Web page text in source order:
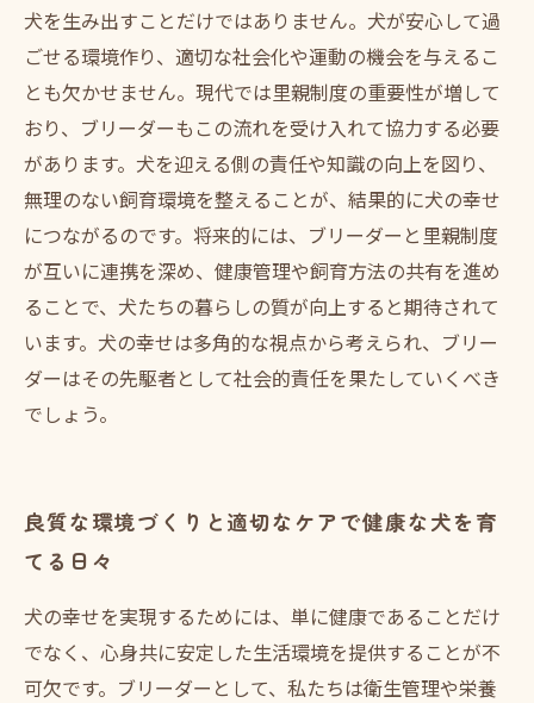
犬と人が共に歩む幸せな未来を考える
ブリーダーが語る、犬の幸せと里親制度の新た
な可能性
犬を生み出すことだけではありません。犬が安心して過
ごせる環境作り、適切な社会化や運動の機会を与えるこ
とも欠かせません。現代では里親制度の重要性が増して
おり、ブリーダーもこの流れを受け入れて協力する必要
があります。犬を迎える側の責任や知識の向上を図り、
無理のない飼育環境を整えることが、結果的に犬の幸せ
につながるのです。将来的には、ブリーダーと里親制度
が互いに連携を深め、健康管理や飼育方法の共有を進め
ることで、犬たちの暮らしの質が向上すると期待されて
います。犬の幸せは多角的な視点から考えられ、ブリー
ダーはその先駆者として社会的責任を果たしていくべき
でしょう。
良質な環境づくりと適切なケアで健康な犬を育
てる日々
犬の幸せを実現するためには、単に健康であることだけ
でなく、心身共に安定した生活環境を提供することが不
可欠です。ブリーダーとして、私たちは衛生管理や栄養